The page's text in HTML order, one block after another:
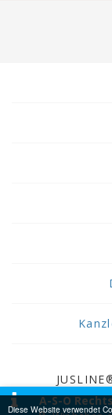
Diese Website verwendet
A-S-O